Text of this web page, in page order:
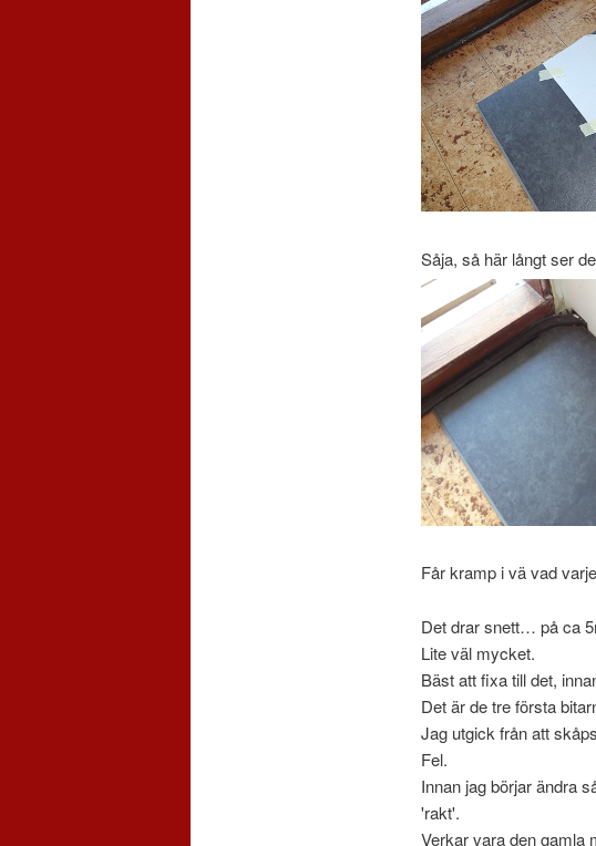
Såja, så här långt ser
Får kramp i vä vad
Det drar snett… på ca
Lite väl mycket.
Bäst att fixa till det,
Det är de tre första
Jag utgick från att
Fel.
Innan jag börjar ändra
'rakt'.
Verkar vara den gamla